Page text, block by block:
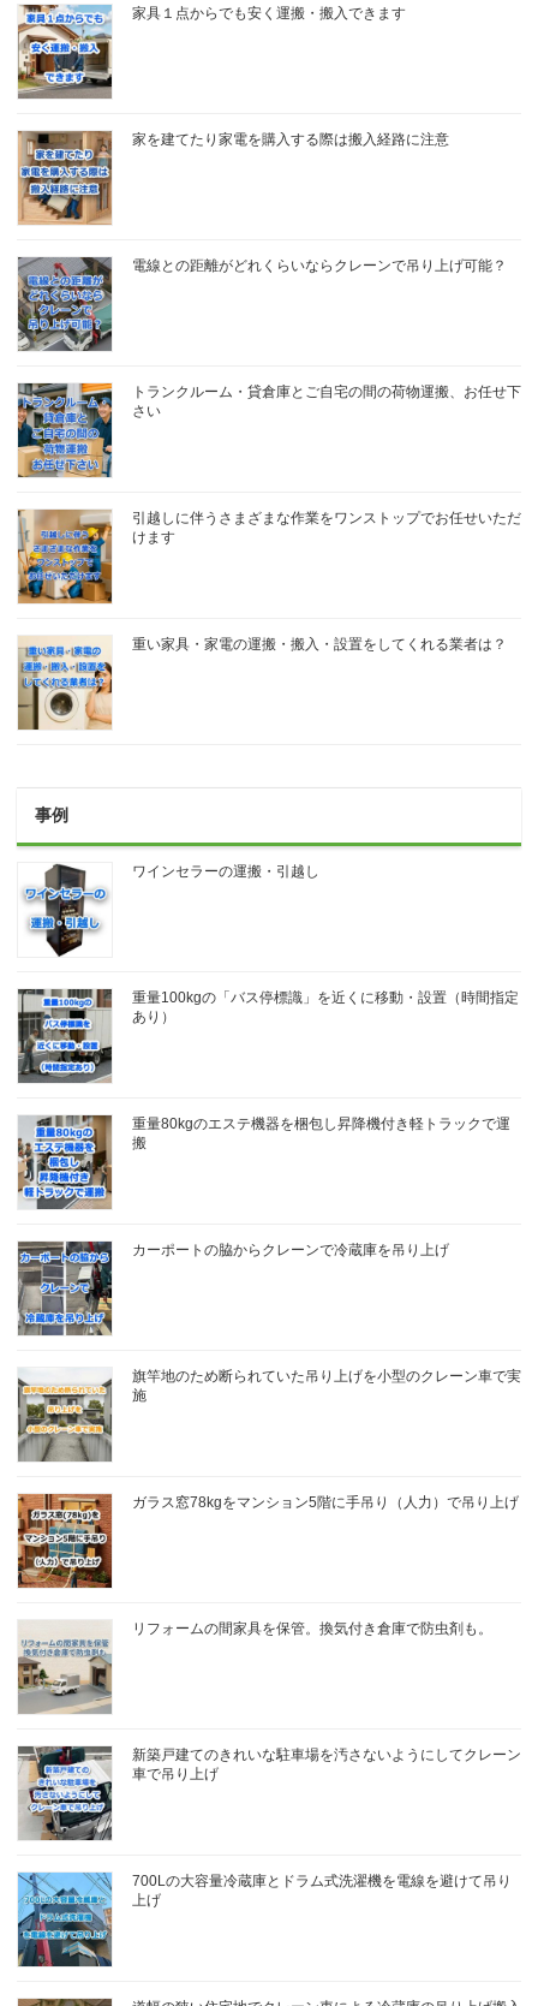
家具１点からでも安く運搬・搬入できます
家を建てたり家電を購入する際は搬入経路に注意
電線との距離がどれくらいならクレーンで吊り上げ可能？
トランクルーム・貸倉庫とご自宅の間の荷物運搬、お任せ下
さい
引越しに伴うさまざまな作業をワンストップでお任せいただ
けます
重い家具・家電の運搬・搬入・設置をしてくれる業者は？
事例
ワインセラーの運搬・引越し
重量100kgの「バス停標識」を近くに移動・設置（時間指定
あり）
重量80kgのエステ機器を梱包し昇降機付き軽トラックで運
搬
カーポートの脇からクレーンで冷蔵庫を吊り上げ
旗竿地のため断られていた吊り上げを小型のクレーン車で実
施
ガラス窓78kgをマンション5階に手吊り（人力）で吊り上げ
リフォームの間家具を保管。換気付き倉庫で防虫剤も。
新築戸建てのきれいな駐車場を汚さないようにしてクレーン
車で吊り上げ
700Lの大容量冷蔵庫とドラム式洗濯機を電線を避けて吊り
上げ